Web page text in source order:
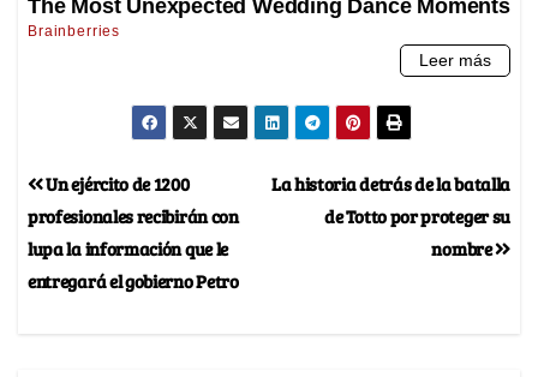
La historia detrás de la batalla
de Totto por proteger su
nombre
Un ejército de 1200
profesionales recibirán con
lupa la información que le
entregará el gobierno Petro